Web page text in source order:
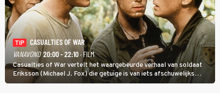
TIP
CASUALTIES OF WAR
VANAVOND 20:00 - 22:10· FILM
Casualties of War vertelt het waargebeurde verhaal van soldaat
Eriksson (Michael J. Fox) die getuige is van iets afschuwelijks
tijdens de Vietnamoorlog. Hij besluit uit de school te klappen.